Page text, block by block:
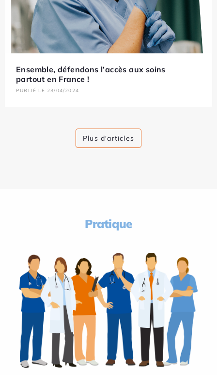
Ensemble, défendons l’accès aux soins
partout en France !
PUBLIÉ LE 23/04/2024
Plus d'articles
Pratique